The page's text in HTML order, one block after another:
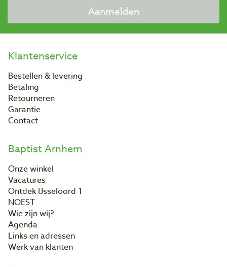
Aanmelden
Klantenservice
Bestellen & levering
Betaling
Retourneren
Garantie
Contact
Baptist Arnhem
Onze winkel
Vacatures
Ontdek IJsseloord 1
NOEST
Wie zijn wij?
Agenda
Links en adressen
Werk van klanten